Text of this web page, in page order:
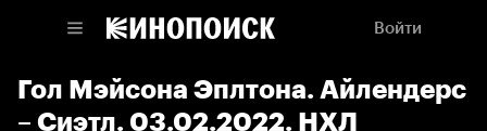
Войти
Гол Мэйсона Эплтона. Айлендерс
– Сиэтл. 03.02.2022. НХЛ